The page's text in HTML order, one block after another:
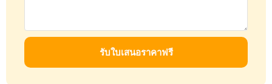
รับใบเสนอราคาฟรี